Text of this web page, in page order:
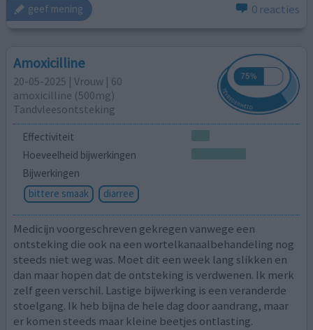
geef mening 0 reacties
Amoxicilline
20-05-2025 | Vrouw | 60
amoxicilline (500mg)
Tandvleesontsteking
Effectiviteit
Hoeveelheid bijwerkingen
Bijwerkingen
bittere smaak
diarree
Medicijn voorgeschreven gekregen vanwege een
ontsteking die ook na een wortelkanaalbehandeling nog
steeds niet weg was. Moet dit een week lang slikken en
dan maar hopen dat de ontsteking is verdwenen. Ik merk
zelf geen verschil. Lastige bijwerking is een veranderde
stoelgang. Ik heb bijna de hele dag door aandrang, maar
er komen steeds maar kleine beetjes ontlasting.